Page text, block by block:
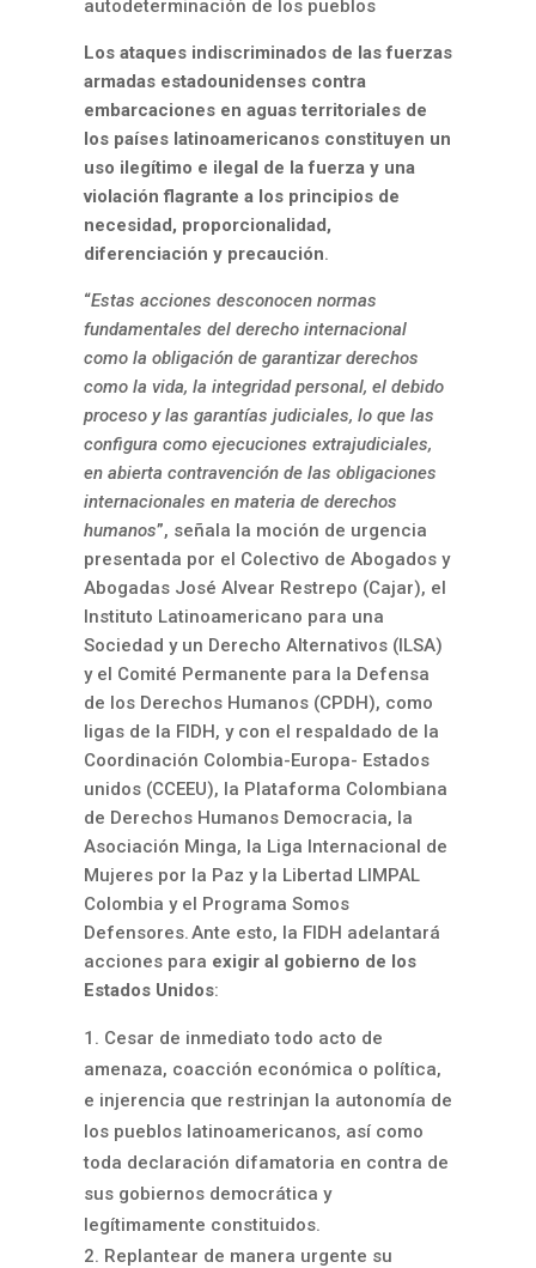
autodeterminación de los pueblos
Los ataques indiscriminados de las fuerzas
armadas estadounidenses contra
embarcaciones en aguas territoriales de
los países latinoamericanos constituyen un
uso ilegítimo e ilegal de la fuerza y una
violación flagrante a los principios de
necesidad, proporcionalidad,
diferenciación y precaución.
“Estas acciones desconocen normas
fundamentales del derecho internacional
como la obligación de garantizar derechos
como la vida, la integridad personal, el debido
proceso y las garantías judiciales, lo que las
configura como ejecuciones extrajudiciales,
en abierta contravención de las obligaciones
internacionales en materia de derechos
humanos”, señala la moción de urgencia
presentada por el Colectivo de Abogados y
Abogadas José Alvear Restrepo (Cajar), el
Instituto Latinoamericano para una
Sociedad y un Derecho Alternativos (ILSA)
y el Comité Permanente para la Defensa
de los Derechos Humanos (CPDH), como
ligas de la FIDH, y con el respaldado de la
Coordinación Colombia-Europa- Estados
unidos (CCEEU), la Plataforma Colombiana
de Derechos Humanos Democracia, la
Asociación Minga, la Liga Internacional de
Mujeres por la Paz y la Libertad LIMPAL
Colombia y el Programa Somos
Defensores. Ante esto, la FIDH adelantará
acciones para exigir al gobierno de los
Estados Unidos:
Cesar de inmediato todo acto de
amenaza, coacción económica o política,
e injerencia que restrinjan la autonomía de
los pueblos latinoamericanos, así como
toda declaración difamatoria en contra de
sus gobiernos democrática y
legítimamente constituidos.
Replantear de manera urgente su